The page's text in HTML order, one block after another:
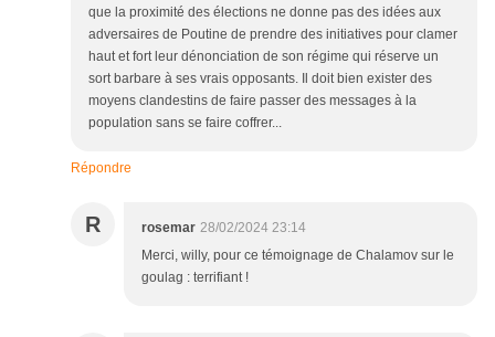
que la proximité des élections ne donne pas des idées aux
adversaires de Poutine de prendre des initiatives pour clamer
haut et fort leur dénonciation de son régime qui réserve un
sort barbare à ses vrais opposants. Il doit bien exister des
moyens clandestins de faire passer des messages à la
population sans se faire coffrer...
Répondre
R rosemar 28/02/2024 23:14
Merci, willy, pour ce témoignage de Chalamov sur le
goulag : terrifiant !